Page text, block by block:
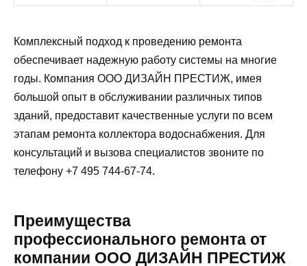
Комплексный подход к проведению ремонта
обеспечивает надежную работу системы на многие
годы. Компания ООО ДИЗАЙН ПРЕСТИЖ, имея
большой опыт в обслуживании различных типов
зданий, предоставит качественные услуги по всем
этапам ремонта коллектора водоснабжения. Для
консультаций и вызова специалистов звоните по
телефону +7 495 744-67-74.
Преимущества
профессионального ремонта от
компании ООО ДИЗАЙН ПРЕСТИЖ